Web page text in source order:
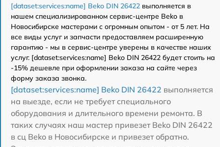
[dataset:services:name] Beko DIN 26422 выполняется в
нашем специализированном сервис-центре Beko в
Новосибирске мастерами с огромным опытом - от 5 лет. На
все виды услуг и запчасти предоставляем расширенную
гарантию - мы в сервис-центре уверены в качестве наших
услуг. [dataset:services:name] Beko DIN 26422 будет стоить на
-15% дешевле при оформлении заказа на сайте через
форму заказа звонка.
[dataset:services:name] Beko DIN 26422 выполняется
на выезде, если не требует специального
оборудования и длительного времени ремонта. В
таких случаях наш мастер привезет Beko DIN 26422
в сц Beko в Новосибирске и привезет обратно.